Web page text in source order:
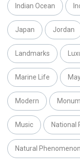
Indian Ocean
Japan Jordan
Landmarks
Marine Life
Modern
Music National
Natural Phenomenon